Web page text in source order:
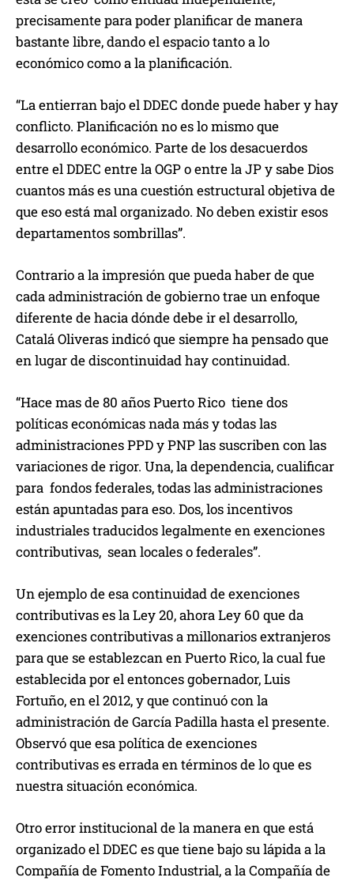
precisamente para poder planificar de manera
bastante libre, dando el espacio tanto a lo
económico como a la planificación.
“La entierran bajo el DDEC donde puede haber y hay
conflicto. Planificación no es lo mismo que
desarrollo económico. Parte de los desacuerdos
entre el DDEC entre la OGP o entre la JP y sabe Dios
cuantos más es una cuestión estructural objetiva de
que eso está mal organizado. No deben existir esos
departamentos sombrillas”.
Contrario a la impresión que pueda haber de que
cada administración de gobierno trae un enfoque
diferente de hacia dónde debe ir el desarrollo,
Catalá Oliveras indicó que siempre ha pensado que
en lugar de discontinuidad hay continuidad.
“Hace mas de 80 años Puerto Rico tiene dos
políticas económicas nada más y todas las
administraciones PPD y PNP las suscriben con las
variaciones de rigor. Una, la dependencia, cualificar
para fondos federales, todas las administraciones
están apuntadas para eso. Dos, los incentivos
industriales traducidos legalmente en exenciones
contributivas, sean locales o federales”.
Un ejemplo de esa continuidad de exenciones
contributivas es la Ley 20, ahora Ley 60 que da
exenciones contributivas a millonarios extranjeros
para que se establezcan en Puerto Rico, la cual fue
establecida por el entonces gobernador, Luis
Fortuño, en el 2012, y que continuó con la
administración de García Padilla hasta el presente.
Observó que esa política de exenciones
contributivas es errada en términos de lo que es
nuestra situación económica.
Otro error institucional de la manera en que está
organizado el DDEC es que tiene bajo su lápida a la
Compañía de Fomento Industrial, a la Compañía de